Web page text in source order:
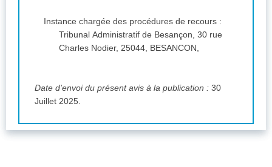
Instance chargée des procédures de recours :
Tribunal Administratif de Besançon, 30 rue
Charles Nodier, 25044, BESANCON,
Date d'envoi du présent avis à la publication : 30
Juillet 2025.